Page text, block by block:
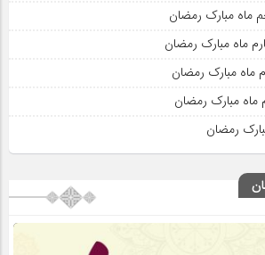
ماه مبارک رمضان
ماه مبارک رمضان
ماه مبارک رمضان
مبارک رمضان
رمضان